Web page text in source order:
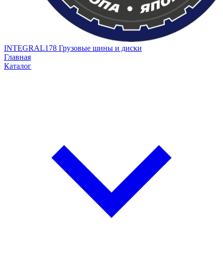
INTEGRAL178 Грузовые шины и диски
Главная
Каталог